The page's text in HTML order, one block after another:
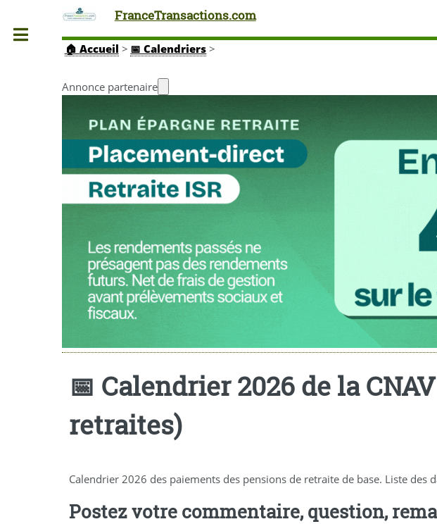
FranceTransactions.com
🏠 Accueil > 📅 Calendriers >
Annonce partenaire
📅 Calendrier 2026 de la
retraites)
Calendrier 2026 des paiements des pensions de retraite de base. Liste des
Postez votre commentaire, question,
Toggle